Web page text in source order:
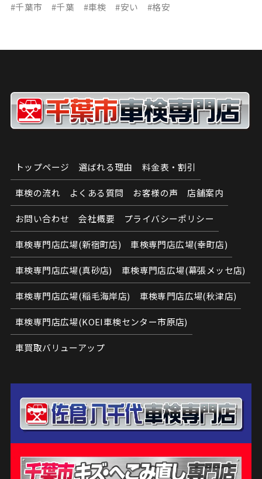
#千葉市 #千葉 #車検 #安い #格安
トップページ 選ばれる理由 料金表・割引
車検の流れ よくある質問 お客様の声 店舗案内
お問い合わせ 会社概要 プライバシーポリシー
車検専門店広場(新宿町店) 車検専門店広場(幸町店)
車検専門店広場(真砂店) 車検専門店広場(幕張メッセ店)
車検専門店広場(稲毛海岸店) 車検専門店広場(秋津店)
車検専門店広場(KOEI車検センター市原店)
車買取バリューアップ